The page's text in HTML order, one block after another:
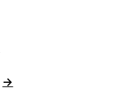
→